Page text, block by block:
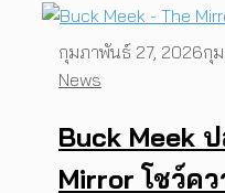
Buck Meek
Mirror โชว์ค
กุมภาพันธ์ 27, 2026กุ
News